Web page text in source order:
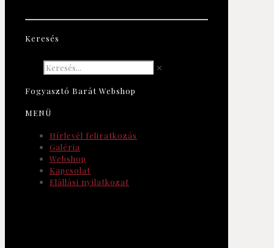
Keresés
✕
Fogyasztó Barát Webshop
MENÜ
Hírlevél feliratkozás
Galéria
Webshop
Kapcsolat
Elállási nyilatkozat